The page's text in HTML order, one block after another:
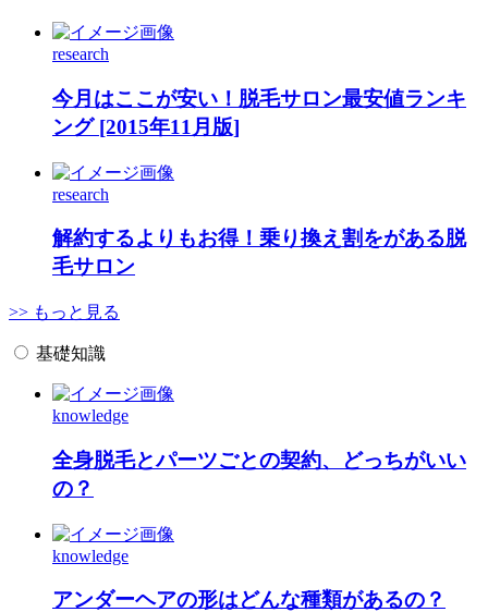
research
今月はここが安い！脱毛サロン最安値ランキ
ング [2015年11月版]
research
解約するよりもお得！乗り換え割をがある脱
毛サロン
>> もっと見る
基礎知識
knowledge
全身脱毛とパーツごとの契約、どっちがいい
の？
knowledge
アンダーヘアの形はどんな種類があるの？